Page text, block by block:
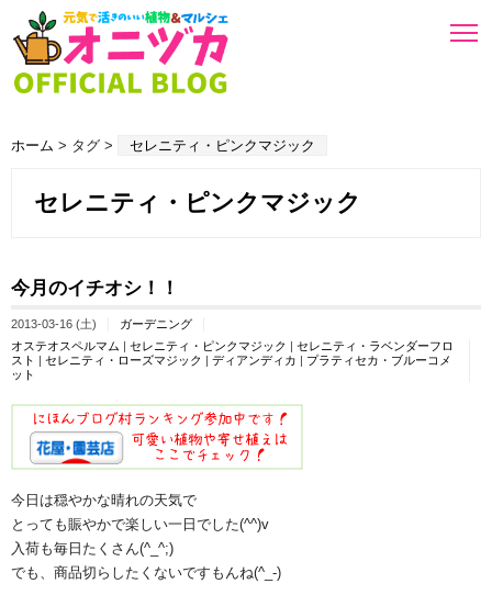
ホーム > タグ > セレニティ・ピンクマジック
セレニティ・ピンクマジック
今月のイチオシ！！
2013-03-16 (土)
ガーデニング
オステオスペルマム | セレニティ・ピンクマジック | セレニティ・ラベンダーフロ
スト | セレニティ・ローズマジック | ディアンディカ | プラティセカ・ブルーコメ
ット
今日は穏やかな晴れの天気で
とっても賑やかで楽しい一日でした(^^)v
入荷も毎日たくさん(^_^;)
でも、商品切らしたくないですもんね(^_-)